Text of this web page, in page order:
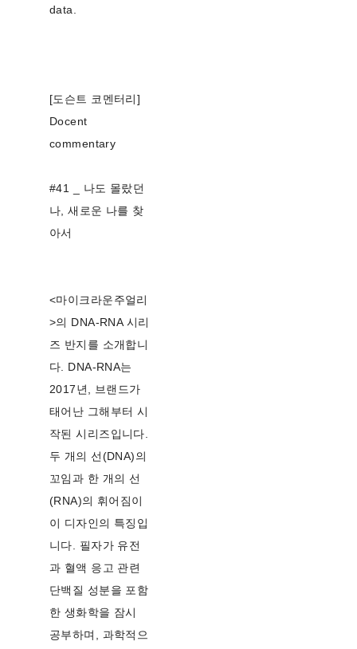
data.
[도슨트 코멘터리]
Docent
commentary
#41 _ 나도 몰랐던
나, 새로운 나를 찾
아서
<마이크라운주얼리
>의 DNA-RNA 시리
즈 반지를 소개합니
다. DNA-RNA는
2017년, 브랜드가
태어난 그해부터 시
작된 시리즈입니다.
두 개의 선(DNA)의
꼬임과 한 개의 선
(RNA)의 휘어짐이
이 디자인의 특징입
니다. 필자가 유전
과 혈액 응고 관련
단백질 성분을 포함
한 생화학을 잠시
공부하며, 과학적으